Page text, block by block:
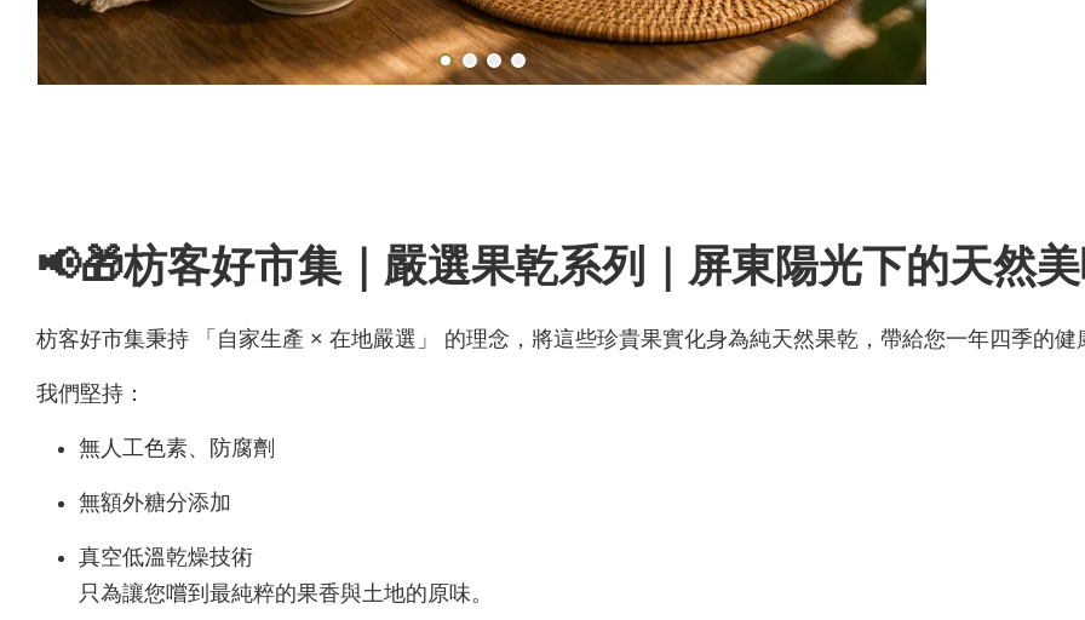
📢🎁枋客好市集｜嚴選果乾系列｜屏東陽光下的天然
枋客好市集秉持 「自家生產 × 在地嚴選」 的理念，將這些珍貴果實化身為純天然果乾，帶給您一年四季的健
我們堅持：
無人工色素、防腐劑
無額外糖分添加
真空低溫乾燥技術
只為讓您嚐到最純粹的果香與土地的原味。